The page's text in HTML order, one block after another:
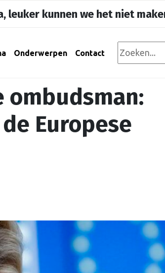
leuker kunnen we het niet
Onderwerpen Contact
ombudsman:
Europese